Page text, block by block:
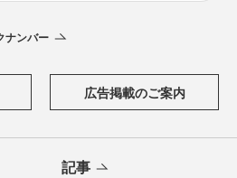
ナンバー
広告掲載のご案内
記事